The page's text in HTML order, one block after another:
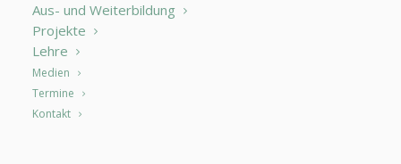
Aus- und Weiterbildung
Projekte
Lehre
Medien
Termine
Kontakt
„Anna Kühn ist eine hervorragende Kursleiterin,
die es versteht, von Anfang an eine angenehme
Gruppenatmosphäre zu schaffen. Durch ihre
sichere und ruhige Art
Vertrauen, welches ermöglicht, dass im Kurs